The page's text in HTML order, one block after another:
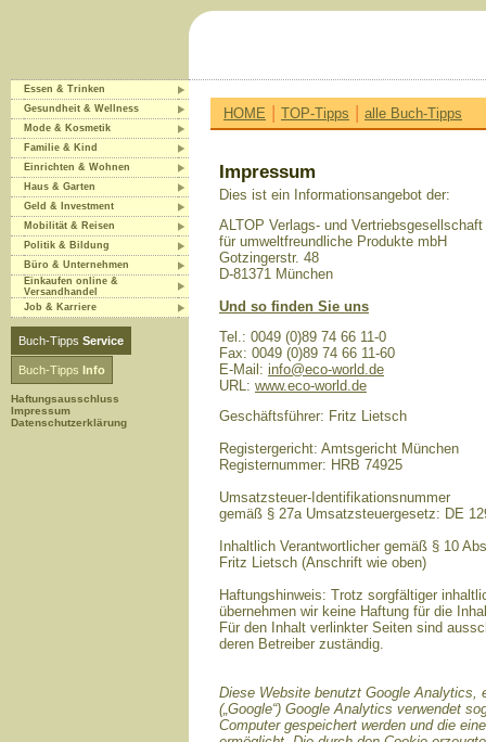
Essen & Trinken
Gesundheit & Wellness
Mode & Kosmetik
Familie & Kind
Einrichten & Wohnen
Haus & Garten
Geld & Investment
Mobilität & Reisen
Politik & Bildung
Büro & Unternehmen
Einkaufen online &
Versandhandel
Job & Karriere
Buch-Tipps Service
Buch-Tipps Info
Haftungsausschluss
Impressum
Datenschutzerklärung
HOME | TOP-Tipps | alle Buch-Tipps
Impressum
Dies ist ein Informationsangebot der:
ALTOP Verlags- und Vertriebsgesellschaft
für umweltfreundliche Produkte mbH
Gotzingerstr. 48
D-81371 München
Und so finden Sie uns
Tel.: 0049 (0)89 74 66 11-0
Fax: 0049 (0)89 74 66 11-60
E-Mail: info@eco-world.de
URL: www.eco-world.de
Geschäftsführer: Fritz Lietsch
Registergericht: Amtsgericht München
Registernummer: HRB 74925
Umsatzsteuer-Identifikationsnummer
gemäß § 27a Umsatzsteuergesetz: DE
Inhaltlich Verantwortlicher gemäß § 10
Fritz Lietsch (Anschrift wie oben)
Haftungshinweis: Trotz sorgfältiger
übernehmen wir keine Haftung für die
Für den Inhalt verlinkter Seiten sind
deren Betreiber zuständig.
Diese Website benutzt Google Analytics,
(„Google“) Google Analytics verwendet
Computer gespeichert werden und die